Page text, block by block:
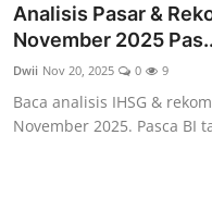
Obligasi & Reksadana
Rekomendasi
Analisis Pasar &
November 2025
Dwii Nov 20, 2025 0 9
Baca analisis IHSG &
November 2025. Pasca BI